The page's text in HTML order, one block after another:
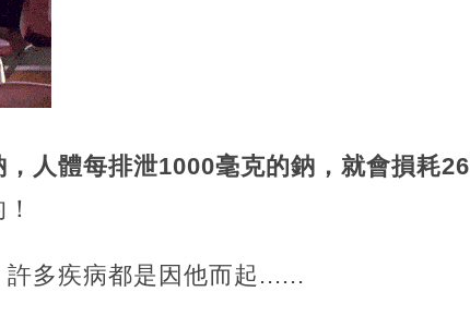
人體每排泄1000毫克的鈉，就會損耗26
多疾病都是因他而起......